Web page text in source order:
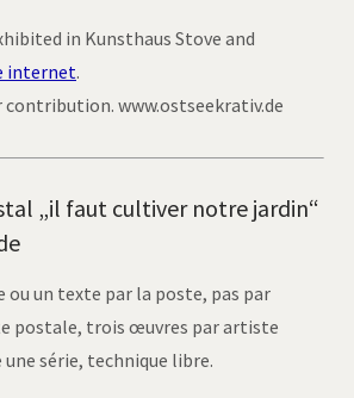
in Kunsthaus Stove and
internet.
contribution. www.ostseekrativ.de
„il faut cultiver notre jardin“
ou un texte par la poste, pas par
postale, trois œuvres par artiste
série, technique libre.